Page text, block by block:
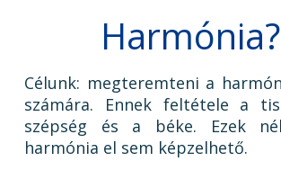
Harmónia?
Célunk: megteremteni a
számára. Ennek feltétele a
szépség és a béke. Ezek
harmónia el sem képzelhető.